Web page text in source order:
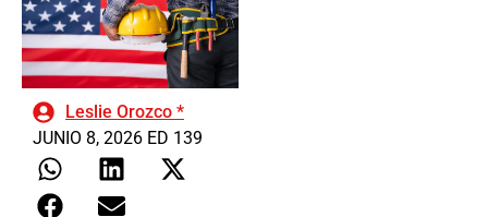
Leslie Orozco *
JUNIO 8, 2026 ED 139